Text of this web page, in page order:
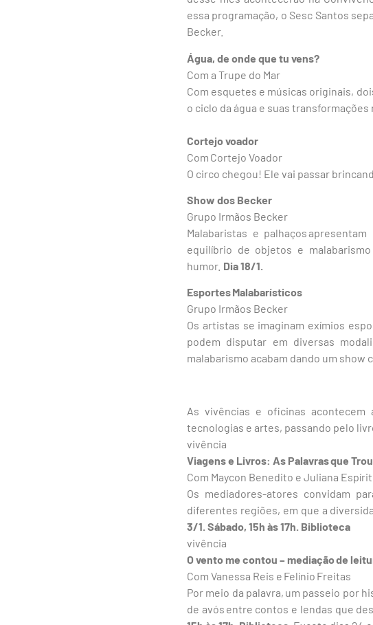
essa programação, o Sesc Santos
Becker.
Água, de onde que tu vens?
Com a Trupe do Mar
Com esquetes e músicas originais,
o ciclo da água e suas transformações
Cortejo voador
Com Cortejo Voador
O circo chegou! Ele vai passar
Show dos Becker
Grupo Irmãos Becker
Malabaristas e palhaços
equilíbrio de objetos e
humor. Dia 18/1.
Esportes Malabarísticos
Grupo Irmãos Becker
Os artistas se imaginam exímios
podem disputar em diversas
malabarismo acabam dando um
As vivências e oficinas
tecnologias e artes, passando pelo
vivência
Viagens e Livros: As Palavras que
Com Maycon Benedito e Juliana
Os mediadores-atores convidam
diferentes regiões, em que a
3/1. Sábado, 15h às 17h. Biblioteca
vivência
O vento me contou – mediação de
Com Vanessa Reis e Felínio Freitas
Por meio da palavra, um passeio por
de avós entre contos e lendas que